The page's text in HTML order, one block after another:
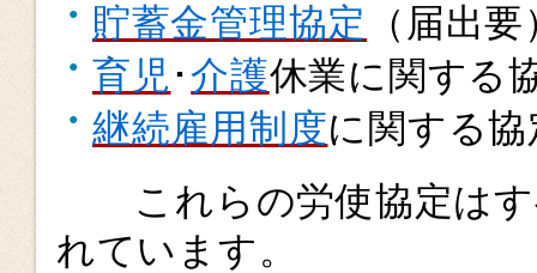
貯蓄金管理協定
（届出要
育児･介護休業に関する
継続雇用制度に関する
これらの労使協定はす
れています。